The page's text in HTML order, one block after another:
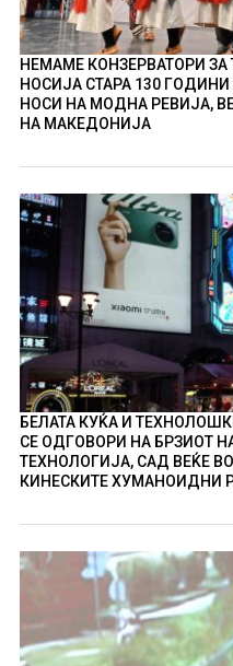
НЕМАМЕ КОНЗЕРВАТОРИ ЗА
НОСИЈА СТАРА 130
НОСИ НА МОДНА РЕВИЈА,
НА МАКЕДОНИЈА
БЕЛАТА КУЌА И
СЕ ОДГОВОРИ НА БРЗИОТ
ТЕХНОЛОГИЈА, САД ВЕЌЕ
КИНЕСКИТЕ ХУМАНОИДНИ